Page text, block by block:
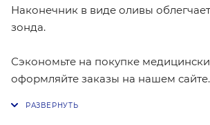
Наконечник в виде оливы
зонда.
Сэкономьте на покупке
оформляйте заказы на нашем сайте.